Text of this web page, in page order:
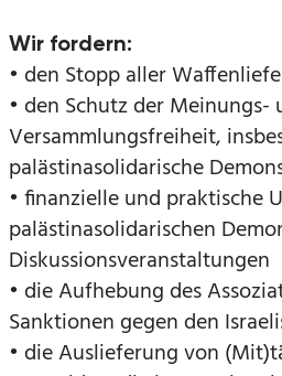
Wir fordern:
• den Stopp aller
• den Schutz der Meinungs-
Versammlungsfreiheit,
palästinasolidarische
• finanzielle und praktische
palästinasolidarischen
Diskussionsveranstaltungen
• die Aufhebung des
Sanktionen gegen den
• die Auslieferung von